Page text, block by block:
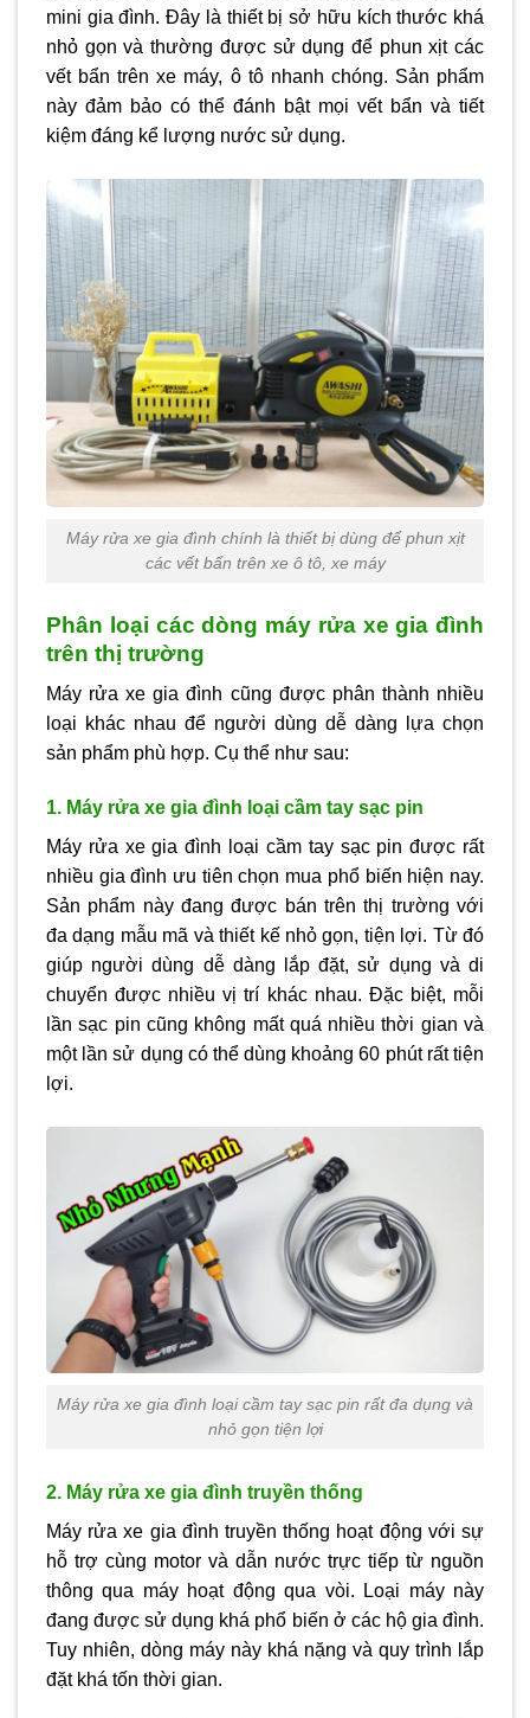
mini gia đình. Đây là thiết bị sở hữu kích thước khá
nhỏ gọn và thường được sử dụng để phun xịt các
vết bẩn trên xe máy, ô tô nhanh chóng. Sản phẩm
này đảm bảo có thể đánh bật mọi vết bẩn và tiết
kiệm đáng kể lượng nước sử dụng.
Máy rửa xe gia đình chính là thiết bị dùng để phun xịt
các vết bẩn trên xe ô tô, xe máy
Phân loại các dòng máy rửa xe gia đình
trên thị trường
Máy rửa xe gia đình cũng được phân thành nhiều
loại khác nhau để người dùng dễ dàng lựa chọn
sản phẩm phù hợp. Cụ thể như sau:
1. Máy rửa xe gia đình loại cầm tay sạc pin
Máy rửa xe gia đình loại cầm tay sạc pin được rất
nhiều gia đình ưu tiên chọn mua phổ biến hiện nay.
Sản phẩm này đang được bán trên thị trường với
đa dạng mẫu mã và thiết kế nhỏ gọn, tiện lợi. Từ đó
giúp người dùng dễ dàng lắp đặt, sử dụng và di
chuyển được nhiều vị trí khác nhau. Đặc biệt, mỗi
lần sạc pin cũng không mất quá nhiều thời gian và
một lần sử dụng có thể dùng khoảng 60 phút rất tiện
lợi.
Máy rửa xe gia đình loại cầm tay sạc pin rất đa dụng và
nhỏ gọn tiện lợi
2. Máy rửa xe gia đình truyền thống
Máy rửa xe gia đình truyền thống hoạt động với sự
hỗ trợ cùng motor và dẫn nước trực tiếp từ nguồn
thông qua máy hoạt động qua vòi. Loại máy này
đang được sử dụng khá phổ biến ở các hộ gia đình.
Tuy nhiên, dòng máy này khá nặng và quy trình lắp
đặt khá tốn thời gian.